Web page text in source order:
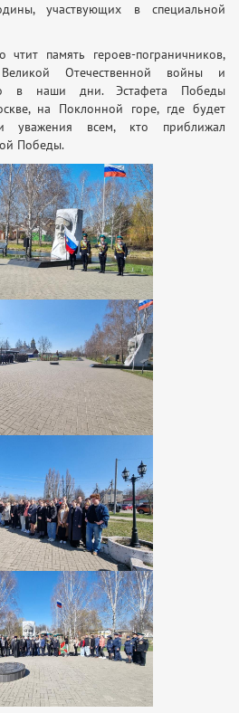
участвующих в специальной
чтит память героев-пограничников,
Отечественной войны и
в наши дни. Эстафета Победы
на Поклонной горе, где будет
уважения всем, кто приближал
Победы.